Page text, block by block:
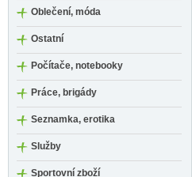
Oblečení, móda
Ostatní
Počítače, notebooky
Práce, brigády
Seznamka, erotika
Služby
Sportovní zboží